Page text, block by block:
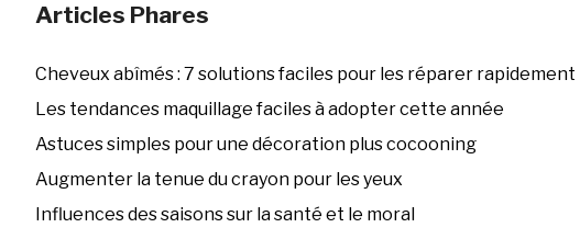
Articles Phares
Cheveux abîmés : 7 solutions faciles pour les réparer rapidement
Les tendances maquillage faciles à adopter cette année
Astuces simples pour une décoration plus cocooning
Augmenter la tenue du crayon pour les yeux
Influences des saisons sur la santé et le moral